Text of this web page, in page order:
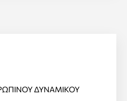
ΔΥΝΑΜΙΚΟΥ
ΔΥΝΑΜΙΚΟΥ